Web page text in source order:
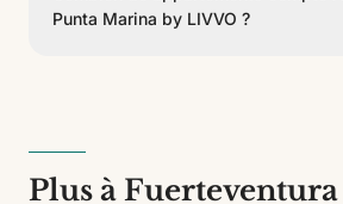
en taxi, transfert privé ou voiture de
Punta Marina by LIVVO ?
Plus à Fuerteventura